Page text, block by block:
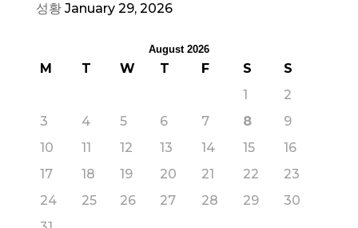
성황 January 29, 2026
August 2026
M T W T F S
S
1
2
3
4 5 6 7 8
9
10
11 12 13 14 15
16
17
18 19 20 21 22
23
24
25 26 27 28 29
30